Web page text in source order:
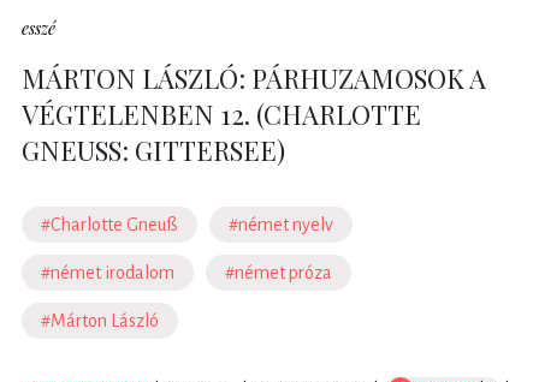
esszé
MÁRTON LÁSZLÓ: PÁRHUZAMOSOK A
VÉGTELENBEN 12. (CHARLOTTE
GNEUSS: GITTERSEE)
#Charlotte Gneuß #német nyelv
#német irodalom #német próza
#Márton László